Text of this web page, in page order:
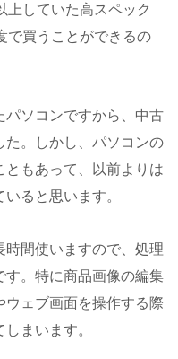
上していた高スペック
で買うことができるの
パソコンですから、中古
た。しかし、パソコンの
もあって、以前よりは
ると思います。
時間使いますので、処理
す。特に商品画像の編集
ウェブ画面を操作する際
まいます。